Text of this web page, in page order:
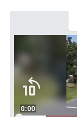
Süre
0:00